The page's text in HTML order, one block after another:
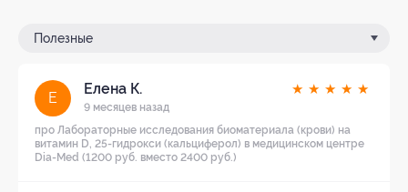
Полезные
Е
Елена К.
9 месяцев назад
★ ★ ★ ★ ★
про Лабораторные исследования биоматериала (крови) на
витамин D, 25-гидрокси (кальциферол) в медицинском центре
Dia-Med (1200 руб. вместо 2400 руб.)